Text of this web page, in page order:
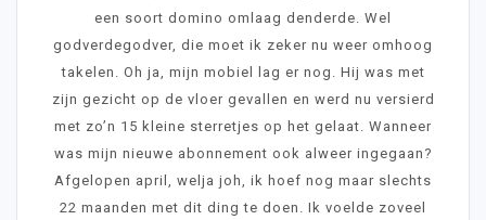
een soort domino omlaag denderde. Wel
godverdegodver, die moet ik zeker nu weer omhoog
takelen. Oh ja, mijn mobiel lag er nog. Hij was met
zijn gezicht op de vloer gevallen en werd nu versierd
met zo’n 15 kleine sterretjes op het gelaat. Wanneer
was mijn nieuwe abonnement ook alweer ingegaan?
Afgelopen april, welja joh, ik hoef nog maar slechts
22 maanden met dit ding te doen. Ik voelde zoveel